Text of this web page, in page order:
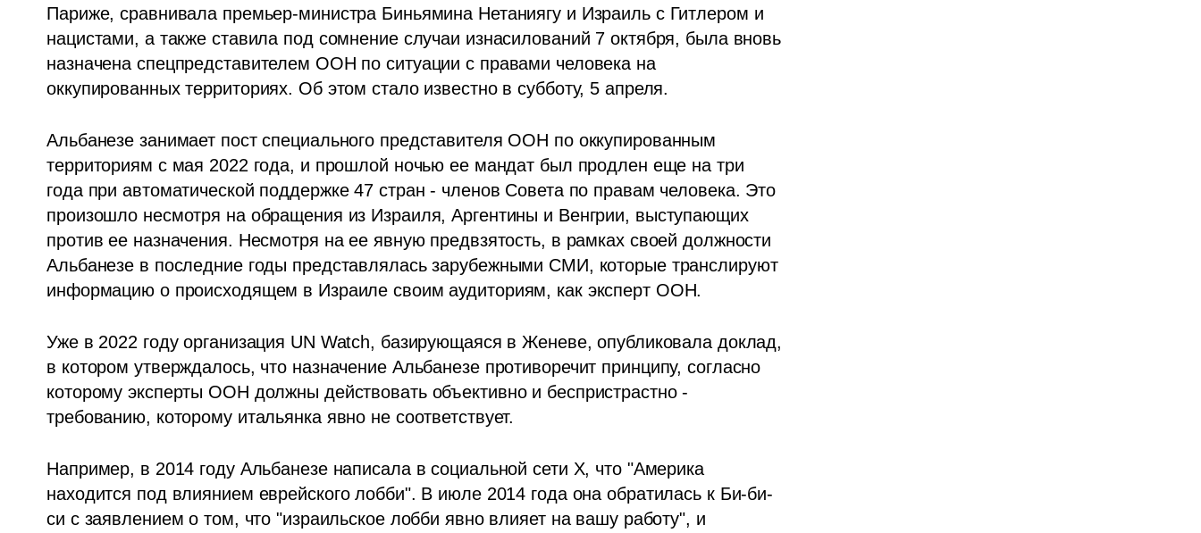
Париже, сравнивала премьер-министра Биньямина Нетаниягу и Израиль с Гитлером и
нацистами, а также ставила под сомнение случаи изнасилований 7 октября, была вновь
назначена спецпредставителем ООН по ситуации с правами человека на
оккупированных территориях. Об этом стало известно в субботу, 5 апреля.
Альбанезе занимает пост специального представителя ООН по оккупированным
территориям с мая 2022 года, и прошлой ночью ее мандат был продлен еще на три
года при автоматической поддержке 47 стран - членов Совета по правам человека. Это
произошло несмотря на обращения из Израиля, Аргентины и Венгрии, выступающих
против ее назначения. Несмотря на ее явную предвзятость, в рамках своей должности
Альбанезе в последние годы представлялась зарубежными СМИ, которые транслируют
информацию о происходящем в Израиле своим аудиториям, как эксперт ООН.
Уже в 2022 году организация UN Watch, базирующаяся в Женеве, опубликовала доклад,
в котором утверждалось, что назначение Альбанезе противоречит принципу, согласно
которому эксперты ООН должны действовать объективно и беспристрастно -
требованию, которому итальянка явно не соответствует.
Например, в 2014 году Альбанезе написала в социальной сети X, что "Америка
находится под влиянием еврейского лобби". В июле 2014 года она обратилась к Би-би-
си с заявлением о том, что "израильское лобби явно влияет на вашу работу", и